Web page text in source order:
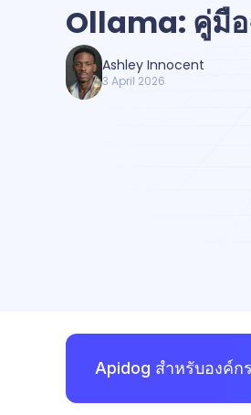
Ollama: คู่มื
Ashley Innocent
3 April 2026
Apidog สำหรับองค์กร